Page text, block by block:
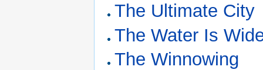
The Ultimate City
The Water Is
The Winnowing